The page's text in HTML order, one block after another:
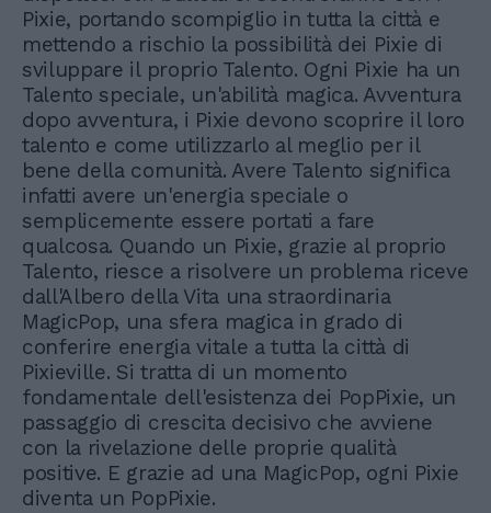
Pixie, portando scompiglio in tutta la città e
mettendo a rischio la possibilità dei Pixie di
sviluppare il proprio Talento. Ogni Pixie ha un
Talento speciale, un'abilità magica. Avventura
dopo avventura, i Pixie devono scoprire il loro
talento e come utilizzarlo al meglio per il
bene della comunità. Avere Talento significa
infatti avere un'energia speciale o
semplicemente essere portati a fare
qualcosa. Quando un Pixie, grazie al proprio
Talento, riesce a risolvere un problema riceve
dall'Albero della Vita una straordinaria
MagicPop, una sfera magica in grado di
conferire energia vitale a tutta la città di
Pixieville. Si tratta di un momento
fondamentale dell'esistenza dei PopPixie, un
passaggio di crescita decisivo che avviene
con la rivelazione delle proprie qualità
positive. E grazie ad una MagicPop, ogni Pixie
diventa un PopPixie.